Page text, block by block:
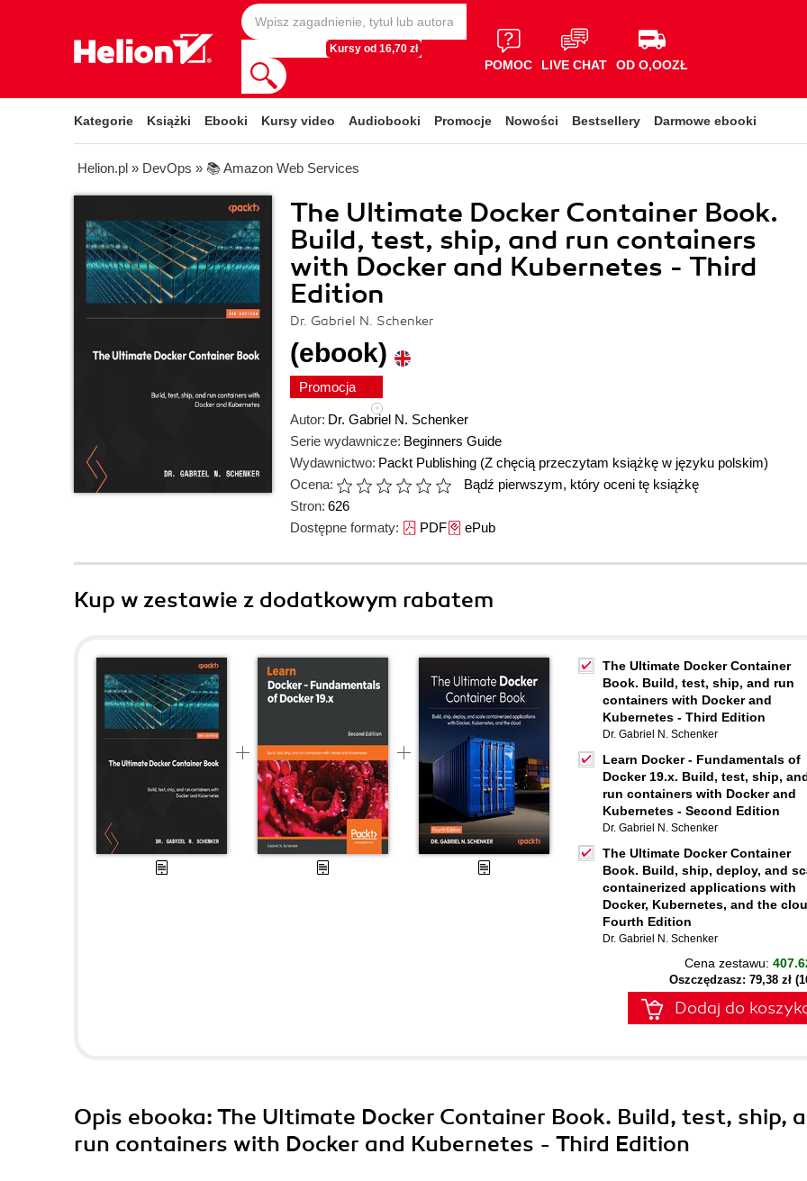
Kursy od 16,70 zł
POMOC LIVE CHAT OD O,OOZŁ
Kategorie Książki Ebooki Kursy video Audiobooki Promocje Nowości Bestsellery Darmowe ebooki
Helion.pl » DevOps » 📚 Amazon Web Services
The Ultimate Docker Container Book.
Build, test, ship, and run containers
with Docker and Kubernetes - Third
Edition
Dr. Gabriel N. Schenker
(ebook)
Promocja
Autor: Dr. Gabriel N. Schenker
Serie wydawnicze: Beginners Guide
Wydawnictwo: Packt Publishing (Z chęcią przeczytam książkę w języku polskim)
Ocena:
Bądź pierwszym, który oceni tę książkę
Stron: 626
Dostępne formaty: PDFePub
Kup w zestawie z dodatkowym rabatem
The Ultimate Docker Container
Book. Build, test, ship, and run
containers with Docker and
Kubernetes - Third Edition
Dr. Gabriel N. Schenker
Learn Docker - Fundamentals of
Docker 19.x. Build, test, ship,
run containers with Docker and
Kubernetes - Second Edition
Dr. Gabriel N. Schenker
The Ultimate Docker Container
Book. Build, ship, deploy, and
containerized applications with
Docker, Kubernetes, and the
Fourth Edition
Dr. Gabriel N. Schenker
Cena zestawu:
Oszczędzasz: 79,38 zł
Dodaj do
Opis ebooka: The Ultimate Docker Container Book. Build, test, ship,
run containers with Docker and Kubernetes - Third Edition